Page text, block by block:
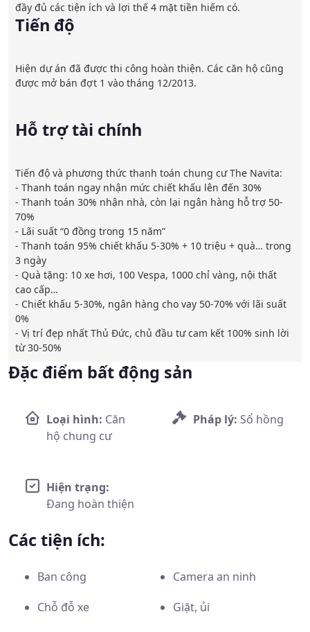
Tiến độ
Hiện dự án đã được thi công hoàn thiện. Các căn hộ cũng
được mở bán đợt 1 vào tháng 12/2013.
Hỗ trợ tài chính
Tiến độ và phương thức thanh toán chung cư The Navita:
- Thanh toán ngay nhận mức chiết khấu lên đến 30%
- Thanh toán 30% nhận nhà, còn lại ngân hàng hỗ trợ 50-
70%
- Lãi suất “0 đồng trong 15 năm”
- Thanh toán 95% chiết khấu 5-30% + 10 triệu + quà… trong
3 ngày
- Quà tặng: 10 xe hơi, 100 Vespa, 1000 chỉ vàng, nội thất
cao cấp…
- Chiết khấu 5-30%, ngân hàng cho vay 50-70% với lãi suất
0%
- Vị trí đẹp nhất Thủ Đức, chủ đầu tư cam kết 100% sinh lời
từ 30-50%
Đặc điểm bất động sản
Loại hình: Căn
hộ chung cư
Pháp lý: Sổ hồng
Hiện trạng:
Đang hoàn thiện
Các tiện ích:
Ban công
Camera an ninh
Chỗ đỗ xe
Giặt, ủi